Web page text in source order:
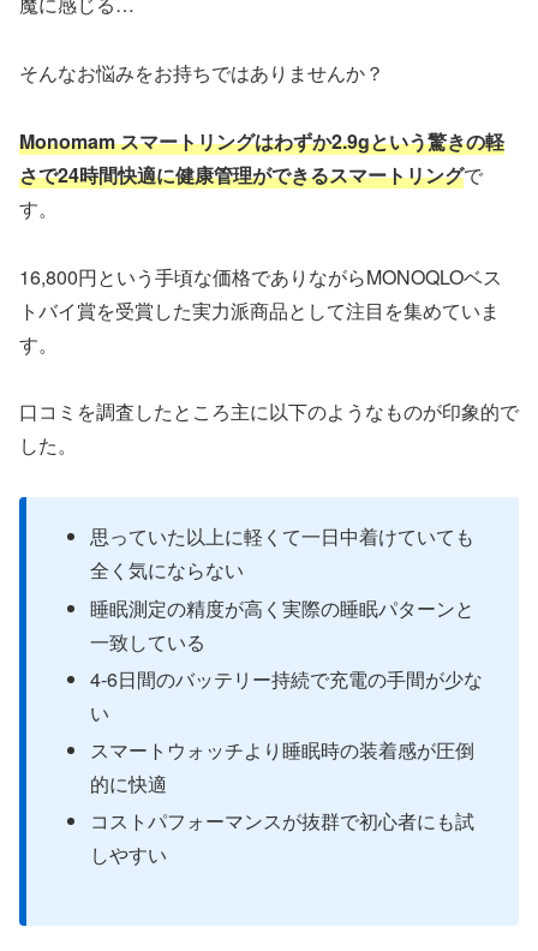
そんなお悩みをお持ちではありませんか？
Monomam スマートリングはわずか2.9gという驚きの軽
さで24時間快適に健康管理ができるスマートリングで
す。
16,800円という手頃な価格でありながらMONOQLOベス
トバイ賞を受賞した実力派商品として注目を集めていま
す。
口コミを調査したところ主に以下のようなものが印象的で
した。
思っていた以上に軽くて一日中着けていても
全く気にならない
睡眠測定の精度が高く実際の睡眠パターンと
一致している
4-6日間のバッテリー持続で充電の手間が少な
い
スマートウォッチより睡眠時の装着感が圧倒
的に快適
コストパフォーマンスが抜群で初心者にも試
しやすい